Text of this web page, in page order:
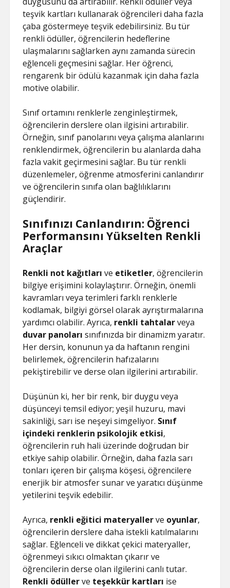
teşvik kartları kullanarak öğrencileri daha fazla
çaba göstermeye teşvik edebilirsiniz. Bu tür
renkli ödüller, öğrencilerin hedeflerine
ulaşmalarını sağlarken aynı zamanda sürecin
eğlenceli geçmesini sağlar. Her öğrenci,
rengarenk bir ödülü kazanmak için daha fazla
motive olabilir.
Sınıf ortamını renklerle zenginleştirmek,
öğrencilerin derslere olan ilgisini artırabilir.
Örneğin, sınıf panolarını veya çalışma alanlarını
renklendirmek, öğrencilerin bu alanlarda daha
fazla vakit geçirmesini sağlar. Bu tür renkli
düzenlemeler, öğrenme atmosferini canlandırır
ve öğrencilerin sınıfa olan bağlılıklarını
güçlendirir.
Sınıfınızı Canlandırın: Öğrenci
Performansını Yükselten Renkli
Araçlar
Renkli not kağıtları ve etiketler, öğrencilerin
bilgiye erişimini kolaylaştırır. Örneğin, önemli
kavramları veya terimleri farklı renklerle
kodlamak, bilgiyi görsel olarak ayrıştırmalarına
yardımcı olabilir. Ayrıca, renkli tahtalarveya
duvar panoları sınıfınızda bir dinamizm yaratır.
Her dersin, konunun ya da haftanın rengini
belirlemek, öğrencilerin hafızalarını
pekiştirebilir ve derse olan ilgilerini artırabilir.
Düşünün ki, her bir renk, bir duygu veya
düşünceyi temsil ediyor; yeşil huzuru, mavi
sakinliği, sarı ise neşeyi simgeliyor. Sınıf
içindeki renklerin psikolojik etkisi,
öğrencilerin ruh hali üzerinde doğrudan bir
etkiye sahip olabilir. Örneğin, daha fazla sarı
tonları içeren bir çalışma köşesi, öğrencilere
enerjik bir atmosfer sunar ve yaratıcı düşünme
yetilerini teşvik edebilir.
Ayrıca, renkli eğitici materyallerve oyunlar,
öğrencilerin derslere daha istekli katılmalarını
sağlar. Eğlenceli ve dikkat çekici materyaller,
öğrenmeyi sıkıcı olmaktan çıkarır ve
öğrencilerin derse olan ilgilerini canlı tutar.
Renkli ödüllerve teşekkür kartları ise